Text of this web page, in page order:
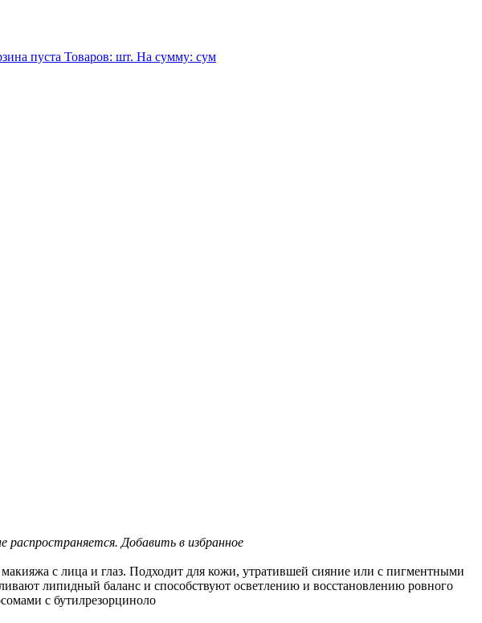
пуста Товаров: шт. На сумму: сум
распространяется. Добавить в избранное
с лица и глаз. Подходит для кожи, утратившей сияние или с пигментными
липидный баланс и способствуют осветлению и восстановлению ровного
с бутилрезорциноло